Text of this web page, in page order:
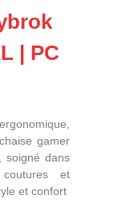
| PC
gamer
soigné dans
et
et confort